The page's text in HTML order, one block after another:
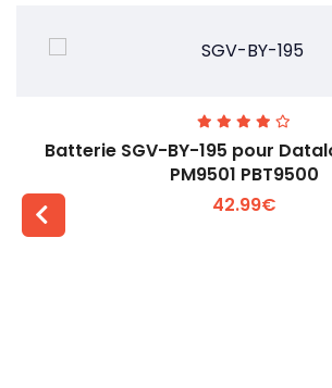
Batterie SGV-BY-195 pour
PM9501 PBT9500
42.99€